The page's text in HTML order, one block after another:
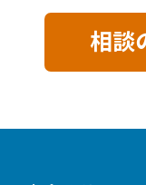
相談